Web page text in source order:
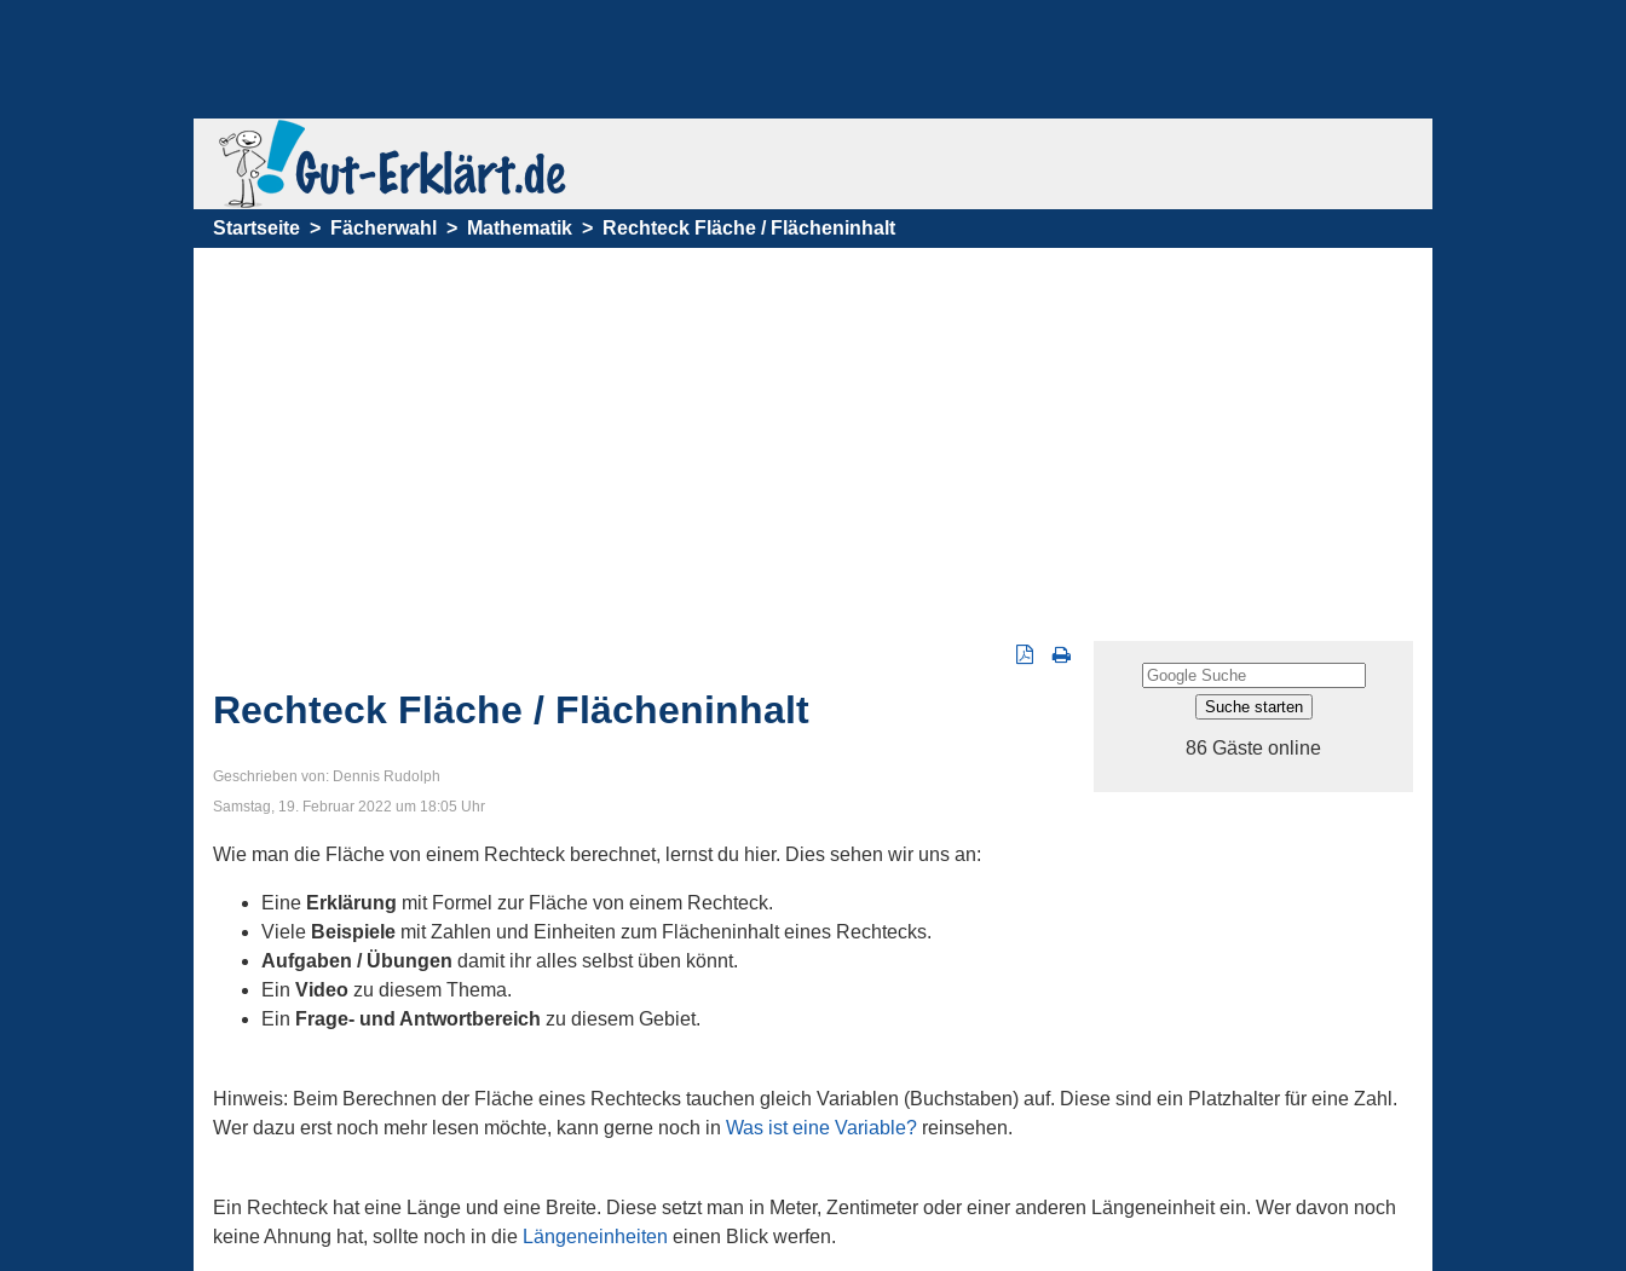
Startseite Fächerwahl Mathematik Rechteck Fläche / Flächeninhalt
86 Gäste online
Rechteck Fläche / Flächeninhalt
Geschrieben von: Dennis Rudolph
Samstag, 19. Februar 2022 um 18:05 Uhr
Wie man die Fläche von einem Rechteck berechnet, lernst du hier. Dies sehen wir uns an:
Eine Erklärung mit Formel zur Fläche von einem Rechteck.
Viele Beispiele mit Zahlen und Einheiten zum Flächeninhalt eines Rechtecks.
Aufgaben / Übungen damit ihr alles selbst üben könnt.
Ein Video zu diesem Thema.
Ein Frage- und Antwortbereich zu diesem Gebiet.
Hinweis: Beim Berechnen der Fläche eines Rechtecks tauchen gleich Variablen (Buchstaben) auf. Diese sind ein Platzhalter für eine Zahl.
Wer dazu erst noch mehr lesen möchte, kann gerne noch in Was ist eine Variable? reinsehen.
Ein Rechteck hat eine Länge und eine Breite. Diese setzt man in Meter, Zentimeter oder einer anderen Längeneinheit ein. Wer davon noch
keine Ahnung hat, sollte noch in die Längeneinheiten einen Blick werfen.